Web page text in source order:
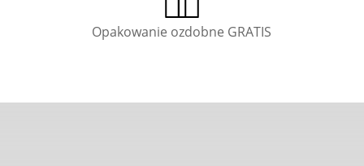
Opakowanie ozdobne GRATIS